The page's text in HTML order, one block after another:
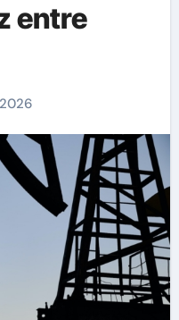
entre